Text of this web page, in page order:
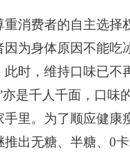
消费者的自主选择
因为身体原因不能吃
此时，维持口味已不
亦是千人千面，口味
手里。为了顺应健康
推出无糖、半糖、0